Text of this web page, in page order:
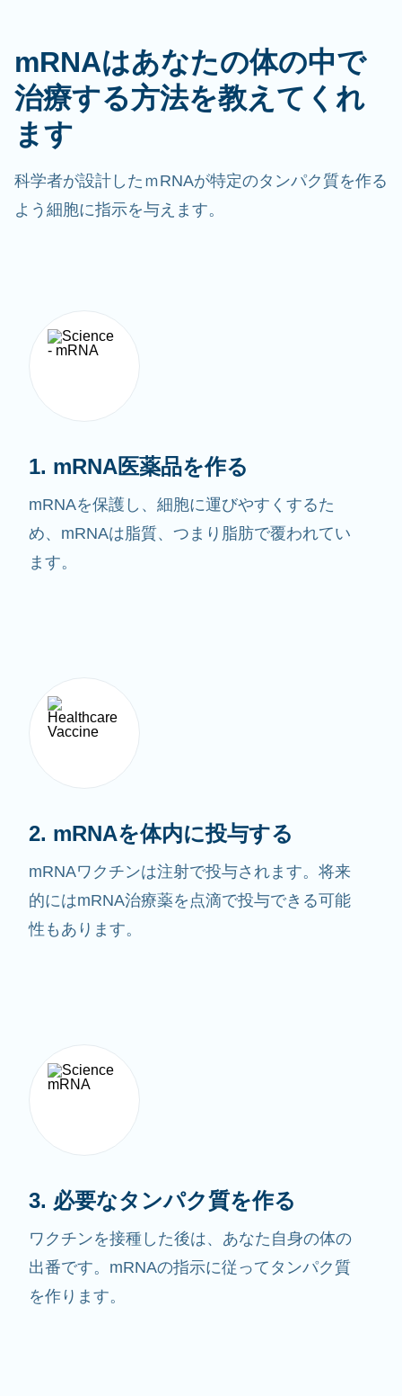
mRNAはあなたの体の中で
治療する方法を教えてくれ
ます
科学者が設計したｍRNAが特定のタンパク質を作る
よう細胞に指示を与えます。
1. mRNA医薬品を作る
mRNAを保護し、細胞に運びやすくするた
め、mRNAは脂質、つまり脂肪で覆われてい
ます。
2. mRNAを体内に投与する
mRNAワクチンは注射で投与されます。将来
的にはmRNA治療薬を点滴で投与できる可能
性もあります。
3. 必要なタンパク質を作る
ワクチンを接種した後は、あなた自身の体の
出番です。mRNAの指示に従ってタンパク質
を作ります。